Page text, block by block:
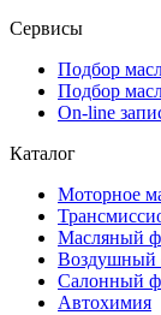
Сервисы
Подбор
Подбор
On-line
Каталог
Моторное
Масляный
Воздушный
Салонный
Автохимия